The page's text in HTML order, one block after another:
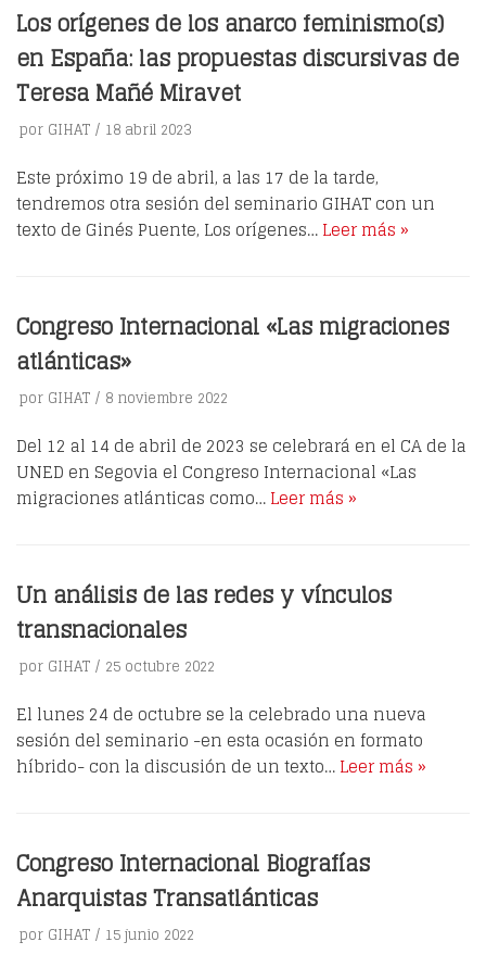
Los orígenes de los anarco feminismo(s)
en España: las propuestas discursivas de
Teresa Mañé Miravet
por GIHAT 18 abril 2023
Este próximo 19 de abril, a las 17 de la tarde,
tendremos otra sesión del seminario GIHAT con un
texto de Ginés Puente, Los orígenes…Leer más »
Congreso Internacional «Las migraciones
atlánticas»
por GIHAT 8 noviembre 2022
Del 12 al 14 de abril de 2023 se celebrará en el CA de la
UNED en Segovia el Congreso Internacional «Las
migraciones atlánticas como…Leer más »
Un análisis de las redes y vínculos
transnacionales
por GIHAT 25 octubre 2022
El lunes 24 de octubre se la celebrado una nueva
sesión del seminario -en esta ocasión en formato
híbrido- con la discusión de un texto…Leer más »
Congreso Internacional Biografías
Anarquistas Transatlánticas
por GIHAT 15 junio 2022